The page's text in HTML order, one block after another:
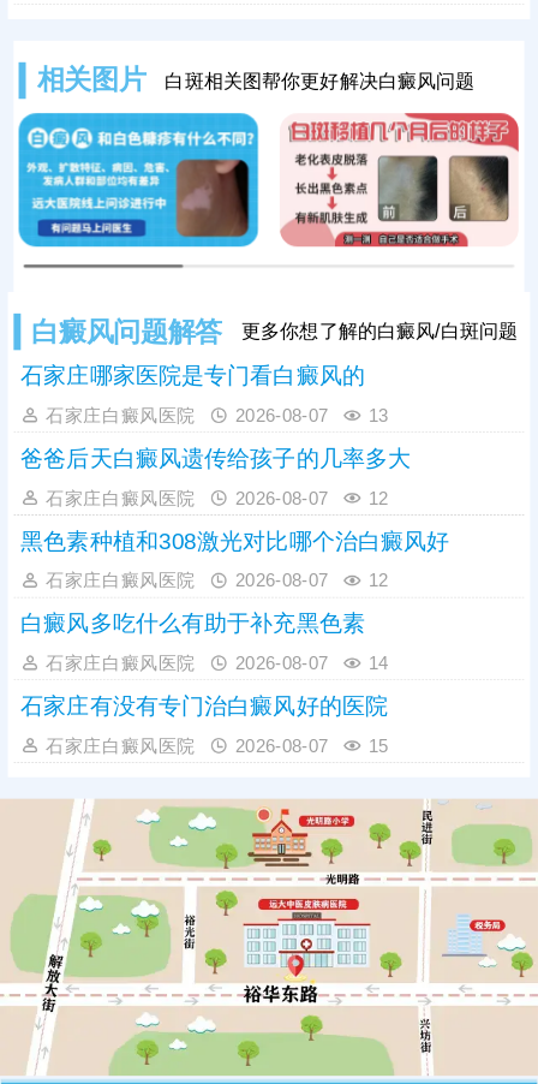
以照美国进口308激光，无痛无创，
激活患处酪氨酸酶活性，促进黑色素
再分泌，加快病情好转。
相关图片 白斑相关图帮你更好解决白癜风问题
白癜风问题解答 更多你想了解的白癜风/白斑问题
石家庄哪家医院是专门看白癜风的
石家庄白癜风医院 2026-08-07 13
爸爸后天白癜风遗传给孩子的几率多大
石家庄白癜风医院 2026-08-07 12
黑色素种植和308激光对比哪个治白癜风好
石家庄白癜风医院 2026-08-07 12
白癜风多吃什么有助于补充黑色素
石家庄白癜风医院 2026-08-07 14
石家庄有没有专门治白癜风好的医院
石家庄白癜风医院 2026-08-07 15